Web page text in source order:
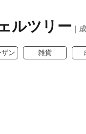
ルツリー ｜
ン 雑貨